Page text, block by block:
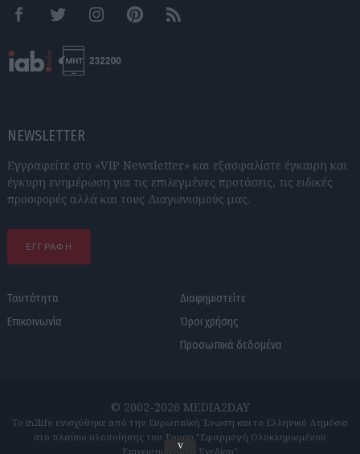
FacebookTwitter InstagramPinterestRSS feeds
NEWSLETTER
Εγγραφείτε στο «VIP Newsletter» και εξασφαλίστε έγκαιρη και
έγκυρη ενημέρωση για τις επιλεγμένες προτάσεις, τις ειδικές
προσφορές αλλά και τους Διαγωνισμούς μας.
ΕΓΓΡΑΦΗ
Ταυτότητα
Επικοινωνία
Διαφημιστείτε
Όροι χρήσης
Προσωπικά δεδομένα
© 2002-2026 MEDIA2DAY
Το in2life ενισχύθηκε από την Ευρωπαϊκή Ένωση και το Ελληνικό Δημόσιο
στο πλαίσιο υλοποίησης του Έργου "Εφαρμογή Ολοκληρωμένου
Επιχειρηματικού Σχεδίου"
v